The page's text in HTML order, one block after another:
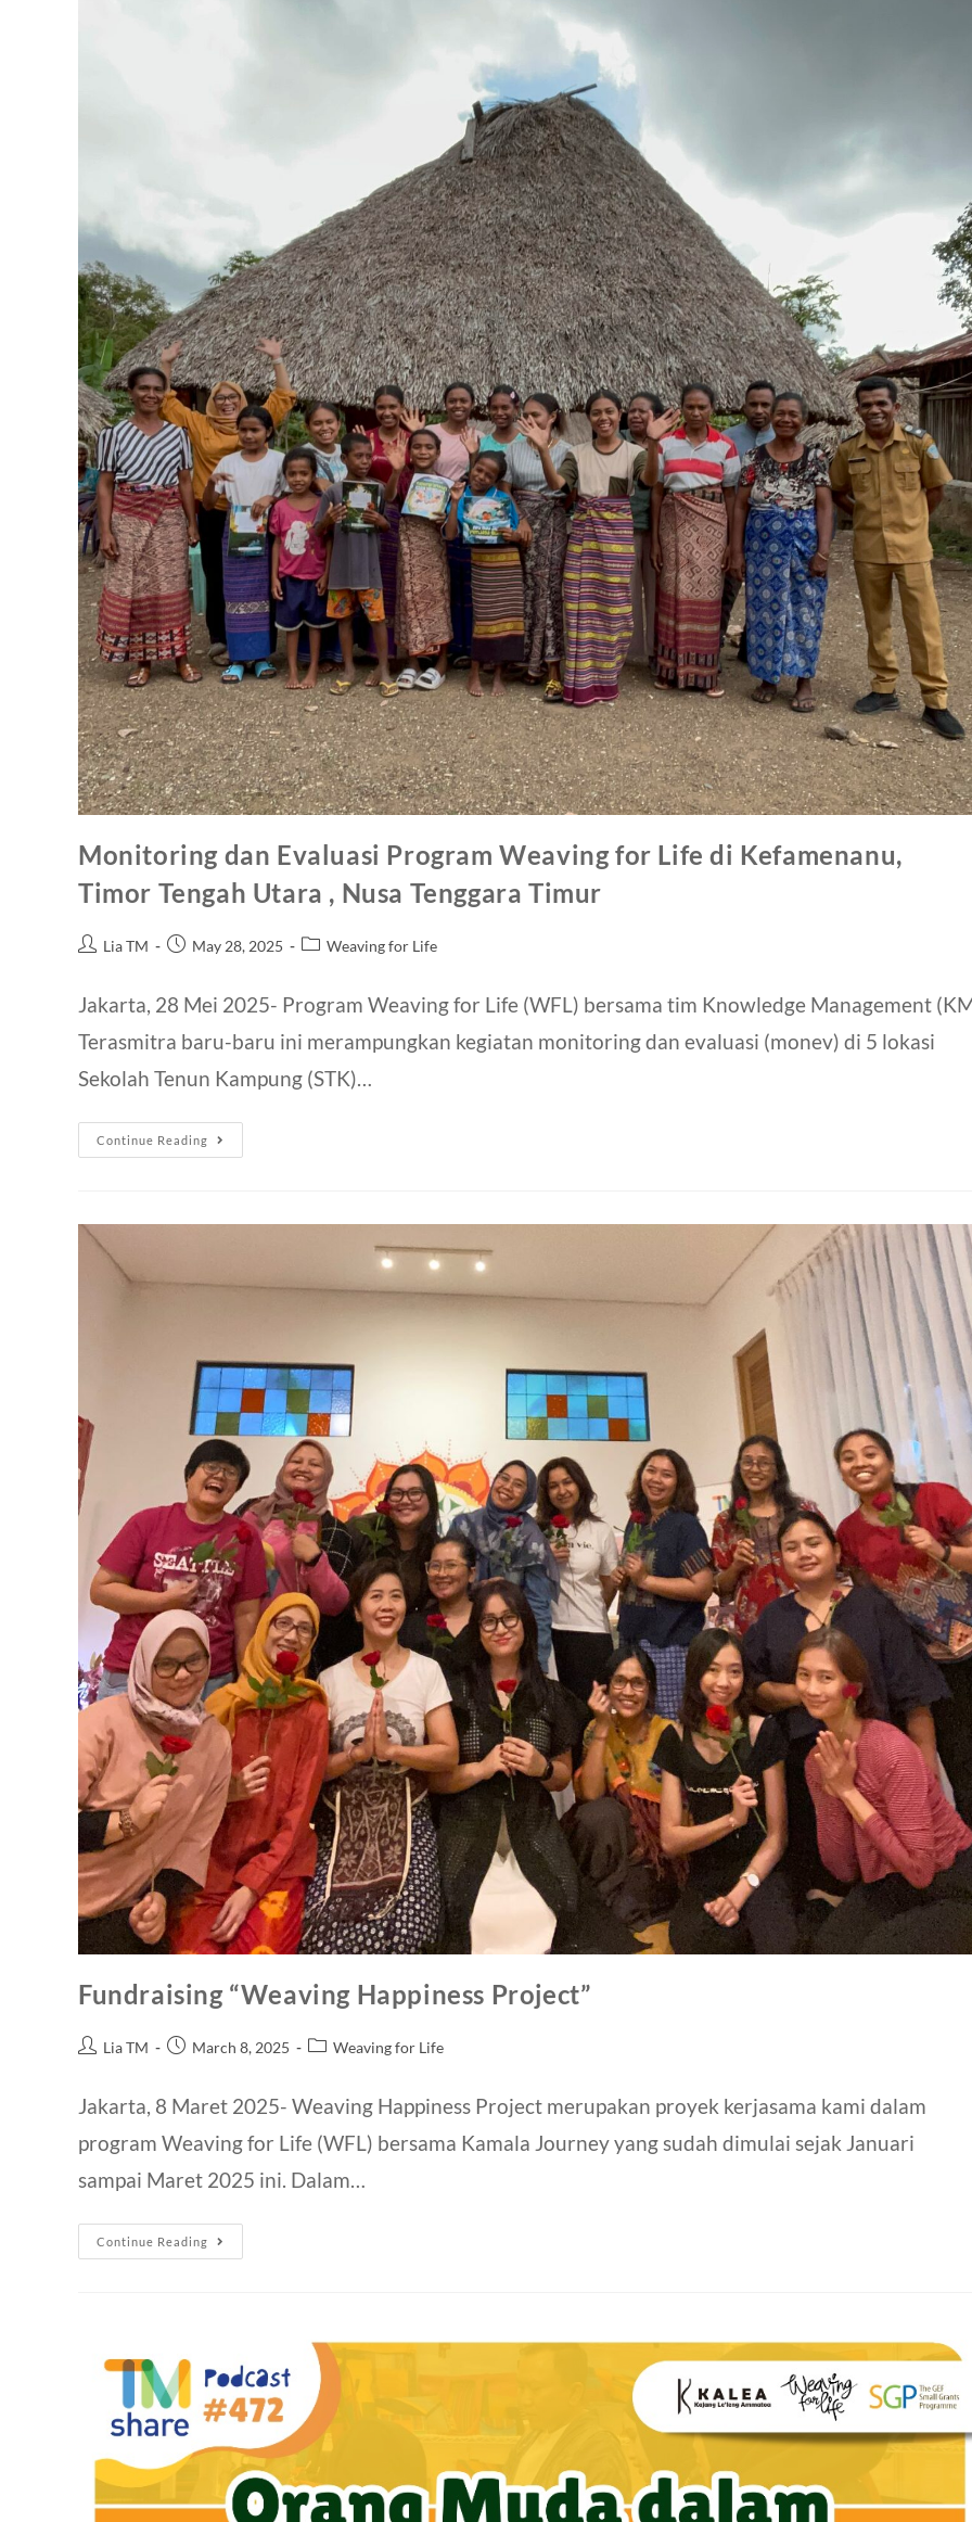
Monitoring dan Evaluasi Program Weaving for Life di Kefamenanu,
Timor Tengah Utara , Nusa Tenggara Timur
Lia TM May 28, 2025 Weaving for Life
Jakarta, 28 Mei 2025- Program Weaving for Life (WFL) bersama tim Knowledge Management
Terasmitra baru-baru ini merampungkan kegiatan monitoring dan evaluasi (monev) di 5 lokasi
Sekolah Tenun Kampung (STK)…
Continue Reading
Fundraising “Weaving Happiness Project”
Lia TM March 8, 2025 Weaving for Life
Jakarta, 8 Maret 2025- Weaving Happiness Project merupakan proyek kerjasama kami dalam
program Weaving for Life (WFL) bersama Kamala Journey yang sudah dimulai sejak Januari
sampai Maret 2025 ini. Dalam…
Continue Reading